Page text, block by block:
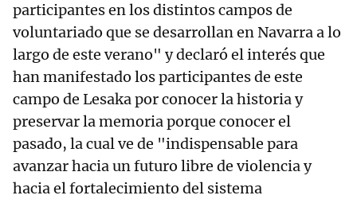
participantes en los distintos campos de
voluntariado que se desarrollan en Navarra a lo
largo de este verano" y declaró el interés que
han manifestado los participantes de este
campo de Lesaka por conocer la historia y
preservar la memoria porque conocer el
pasado, la cual ve de "indispensable para
avanzar hacia un futuro libre de violencia y
hacia el fortalecimiento del sistema